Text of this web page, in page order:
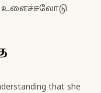
that she